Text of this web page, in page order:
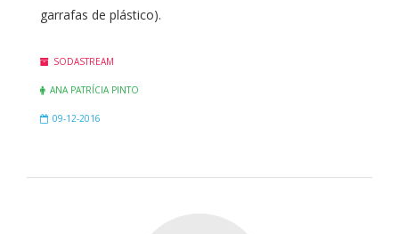
garrafas de plástico).
SODASTREAM
ANA PATRÍCIA PINTO
09-12-2016